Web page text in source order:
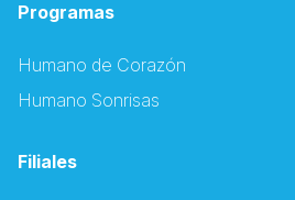
Programas
Humano de Corazón
Humano Sonrisas
Filiales